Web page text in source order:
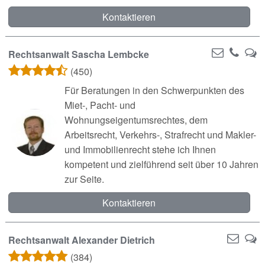
Kontaktieren
Rechtsanwalt Sascha Lembcke
(450)
Für Beratungen in den Schwerpunkten des
Miet-, Pacht- und
Wohnungseigentumsrechtes, dem
Arbeitsrecht, Verkehrs-, Strafrecht und Makler-
und Immobilienrecht stehe ich Ihnen
kompetent und zielführend seit über 10 Jahren
zur Seite.
Kontaktieren
Rechtsanwalt Alexander Dietrich
(384)